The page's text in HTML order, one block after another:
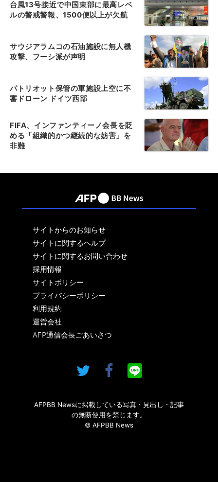
台風13号接近で中国東部に最高レベ
ルの警戒警報、1500便以上が欠航
サウジアラムコの石油施設に無人機
攻撃、フーシ派が声明
パトリオット保管の軍施設上空に不
審ドローン ドイツ西部
FIFA、インファンティーノ会長を貶
める「組織的かつ継続的な妨害」を
非難
サイトからのお知らせ
サイトに関するヘルプ
サイトに関するお問い合わせ
採用情報
サイトポリシー
プライバシーポリシー
利用規約
運営会社
AFP通信会長ごあいさつ
AFPBB Newsに掲載している写真・見出し・記事
の無断使用を禁じます。
© AFPBB News